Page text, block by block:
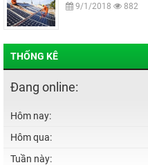
9/1/2018 882
THỐNG KÊ
Đang online:
Hôm nay:
Hôm qua:
Tuần này: